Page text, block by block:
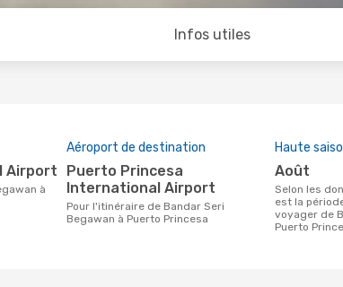
Infos utiles
Airport
Aéroport de destination
Puerto Princesa
International Airport
Pour l'itinéraire de Bandar Seri
Begawan à Puerto Princesa
Haute
août
Selon les données de recherche, août
est la
voyager de
Puerto